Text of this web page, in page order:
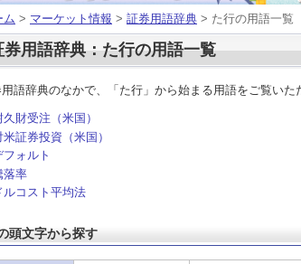
ム > マーケット情報 > 証券用語辞典 > た行の用語一覧
券用語辞典：た行の用語一覧
語辞典のなかで、「た行」から始まる用語をご覧いた
久財受注（米国）
米証券投資（米国）
フォルト
落率
ルコスト平均法
頭文字から探す